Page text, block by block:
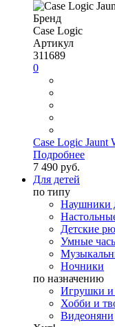
Бренд
Case Logic
Артикул
311689
0
Case Logic
Подробнее
7 490 руб.
Для детей
по типу
Наушники
Детские
Умные
Ночники
по назначению
Игрушки и
Хобби и
Видеоняни